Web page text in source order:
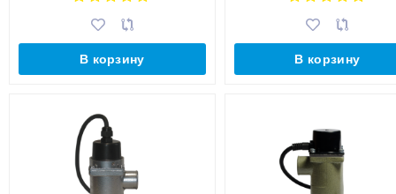
В корзину В корзину